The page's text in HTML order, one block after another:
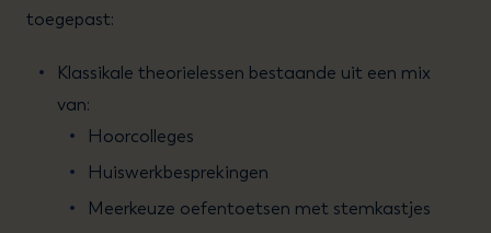
toegepast:
Klassikale theorielessen bestaande uit een mix
van:
Hoorcolleges
Huiswerkbesprekingen
Meerkeuze oefentoetsen met stemkastjes